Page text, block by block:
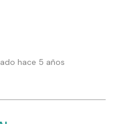
hace 5 años